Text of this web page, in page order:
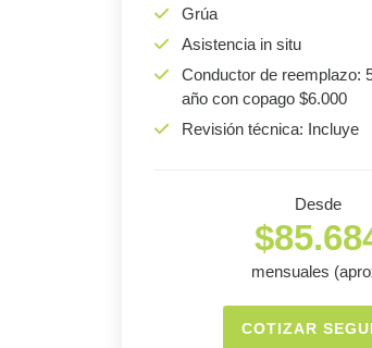
Grúa
Asistencia in situ
Conductor de reemplazo:
año con copago $6.000
Revisión técnica: Incluye
Desde
mensuales
COTIZAR